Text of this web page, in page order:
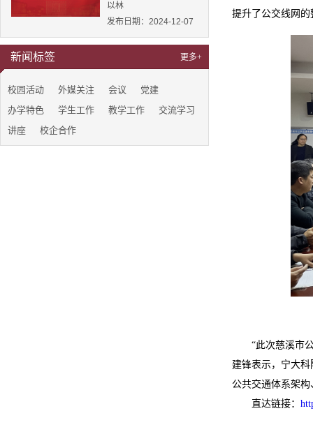
以林
发布日期：2024-12-07
新闻标签 更多+
校园活动 外媒关注 会议
党建
办学特色
学生工作 教学工作
交流学习
讲座
校企合作
提升了公交线网
“此次慈溪市
建锋表示，宁大
公共交通体系架
直达链接：